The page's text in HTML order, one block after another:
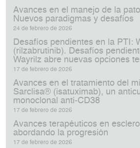
Avances en el manejo de la
Nuevos paradigmas y desafíos
24 de febrero de 2026
Desafíos pendientes en la PTI:
(rilzabrutinib). Desafíos
Wayrilz abre nuevas opciones
17 de febrero de 2026
Avances en el tratamiento del
Sarclisa® (isatuximab), un
monoclonal anti‑CD38
17 de febrero de 2026
Avances terapéuticos en
abordando la progresión
17 de febrero de 2026